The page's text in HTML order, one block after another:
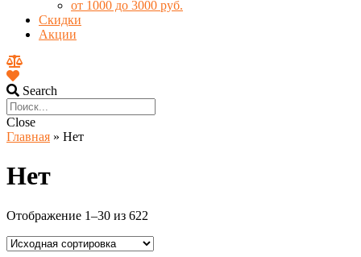
от 1000 до 3000 руб.
Скидки
Акции
Search
Close
Главная » Нет
Нет
Отображение 1–30 из 622